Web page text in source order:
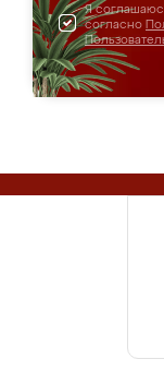
Я
согласно